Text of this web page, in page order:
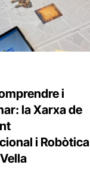
i
la Xarxa de
i Robòtica